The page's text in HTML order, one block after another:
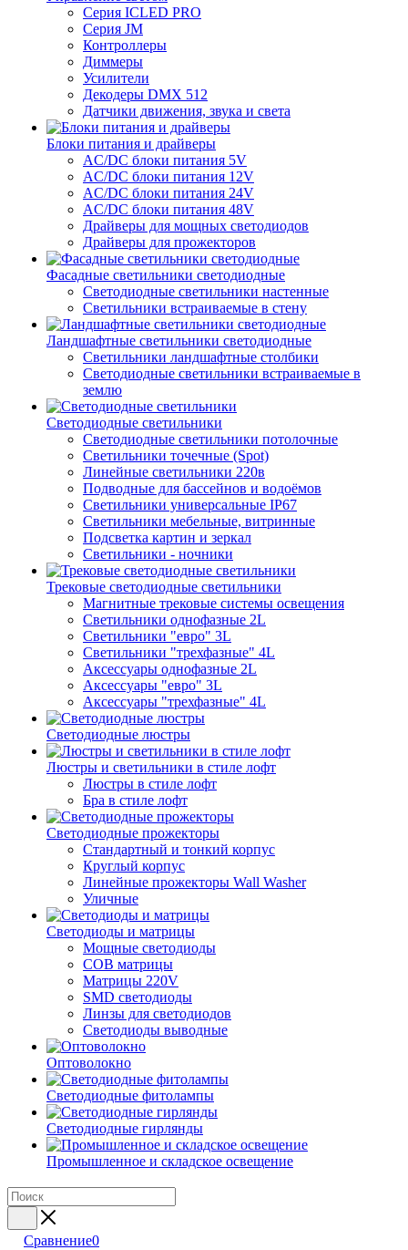
Серия ICLED PRO
Серия JM
Контроллеры
Диммеры
Усилители
Декодеры DMX 512
Датчики движения, звука и света
Блоки питания и драйверы
AC/DC блоки питания 5V
AC/DC блоки питания 12V
AC/DC блоки питания 24V
AC/DC блоки питания 48V
Драйверы для мощных светодиодов
Драйверы для прожекторов
Фасадные светильники светодиодные
Светодиодные светильники настенные
Светильники встраиваемые в стену
Ландшафтные светильники светодиодные
Светильники ландшафтные столбики
Светодиодные светильники встраиваемые в
землю
Светодиодные светильники
Светодиодные светильники потолочные
Светильники точечные (Spot)
Линейные светильники 220в
Подводные для бассейнов и водоёмов
Светильники универсальные IP67
Светильники мебельные, витринные
Подсветка картин и зеркал
Светильники - ночники
Трековые светодиодные светильники
Магнитные трековые системы освещения
Светильники однофазные 2L
Светильники "евро" 3L
Светильники "трехфазные" 4L
Аксессуары однофазные 2L
Аксессуары "евро" 3L
Аксессуары "трехфазные" 4L
Светодиодные люстры
Люстры и светильники в стиле лофт
Люстры в стиле лофт
Бра в стиле лофт
Светодиодные прожекторы
Стандартный и тонкий корпус
Круглый корпус
Линейные прожекторы Wall Washer
Уличные
Светодиоды и матрицы
Мощные светодиоды
COB матрицы
Матрицы 220V
SMD светодиоды
Линзы для светодиодов
Светодиоды выводные
Оптоволокно
Светодиодные фитолампы
Светодиодные гирлянды
Промышленное и складское освещение
Сравнение0